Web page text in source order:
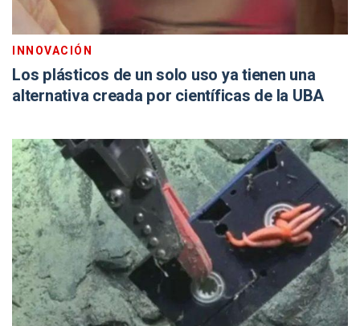
INNOVACIÓN
Los plásticos de un solo uso ya tienen una
alternativa creada por científicas de la UBA